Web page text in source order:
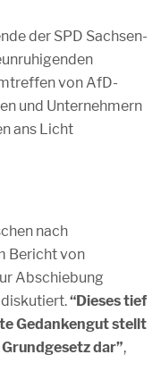
der SPD Sachsen-
von AfD-
und Unternehmern
ans Licht
nach
Bericht von
Abschiebung
“Dieses tief
Gedankengut stellt
dar”,